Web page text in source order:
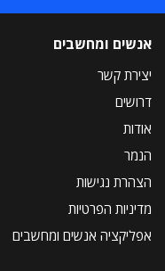
אנשים ומחשבים
יצירת קשר
דרושים
אודות
הנמר
הצהרת נגישות
מדיניות הפרטיות
אפליקציה אנשים ומחשבים